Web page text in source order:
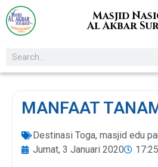
Masjid
Al Akbar
MANFAAT
Destinasi Toga, masjid edu
Jumat, 3 Januari 2020
17:25